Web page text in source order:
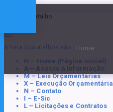
Teclas de Atalho
A lista dos atalhos são:
H – Home (Página Inicial)
A – Acesse à Informação
M – Leis Orçamentárias
X – Execução Orçamentária
N – Contato
I – E-Sic
L – Licitações e Contratos
Home